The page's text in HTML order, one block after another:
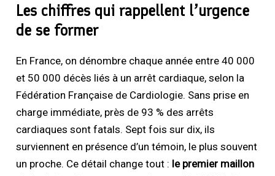
Les chiffres qui rappellent l’urgence
de se former
En France, on dénombre chaque année entre 40 000
et 50 000 décès liés à un arrêt cardiaque, selon la
Fédération Française de Cardiologie. Sans prise en
charge immédiate, près de 93 % des arrêts
cardiaques sont fatals. Sept fois sur dix, ils
surviennent en présence d’un témoin, le plus souvent
un proche. Ce détail change tout : le premier maillon